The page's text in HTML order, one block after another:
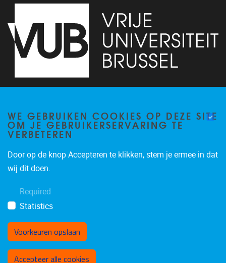
02/629.32.45
info@vub.be
Publicaties
WE GEBRUIKEN COOKIES OP DEZE SITE
OM JE GEBRUIKERSERVARING TE
VERBETEREN
Door op de knop Accepteren te klikken, stem je ermee in dat
wij dit doen.
Required
Statistics
Voorkeuren opslaan
Accepteer alle cookies